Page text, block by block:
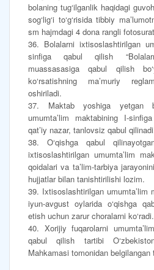
bolaning tug‘ilganlik haqidagi
sog‘lig‘i to‘g‘risida tibbiy
sm hajmdagi 4 dona rangli
36. Bolalarni ixtisoslashtirilgan
sinfiga qabul qilish
muassasasiga qabul qilish
ko‘rsatishning ma’muriy
oshiriladi.
37. Maktab yoshiga yetgan
umumta’lim maktabining I-
qat’iy nazar, tanlovsiz qabul
38. O‘qishga qabul
ixtisoslashtirilgan umumta’lim
qoidalari va ta’lim-tarbiya
hujjatlar bilan tanishtirilishi lozim.
39. Ixtisoslashtirilgan umumta’lim
iyun-avgust oylarida o‘qishga
etish uchun zarur choralarni ko‘radi.
40. Xorijiy fuqarolarni
qabul qilish tartibi
Mahkamasi tomonidan